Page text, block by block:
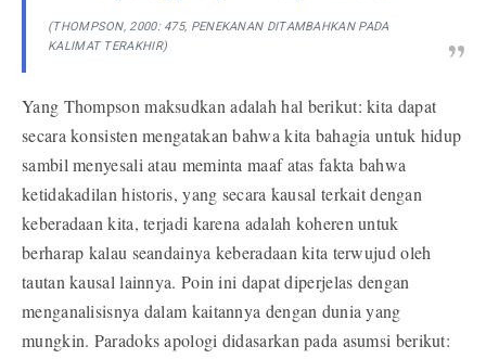
(THOMPSON, 2000: 475, PENEKANAN DITAMBAHKAN PADA
KALIMAT TERAKHIR)
Yang Thompson maksudkan adalah hal berikut: kita dapat
secara konsisten mengatakan bahwa kita bahagia untuk hidup
sambil menyesali atau meminta maaf atas fakta bahwa
ketidakadilan historis, yang secara kausal terkait dengan
keberadaan kita, terjadi karena adalah koheren untuk
berharap kalau seandainya keberadaan kita terwujud oleh
tautan kausal lainnya. Poin ini dapat diperjelas dengan
menganalisisnya dalam kaitannya dengan dunia yang
mungkin. Paradoks apologi didasarkan pada asumsi berikut: